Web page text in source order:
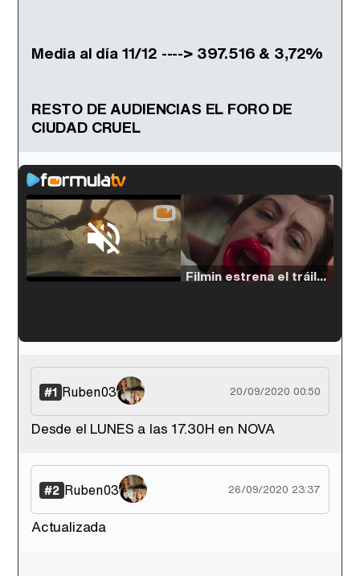
Media al día 11/12 ----> 397.516 & 3,72%
RESTO DE AUDIENCIAS EL FORO DE
CIUDAD CRUEL
Loaded
Filmin estrena el tráiler de 'Millennial Mal', su nueva comedia universitaria de la mano de Lorena Iglesias
'120 Minutos' celebra sus 2.000 programas en Telemadrid con un vídeo del día a día en la redacción
Tráiler de '33 días', la nueva serie de Atresplayer con Julián Villagrán y José Manuel Poga
#1 Ruben03 20/09/2020 00:50
Desde el LUNES a las 17.30H en NOVA
#2 Ruben03 26/09/2020 23:37
Actualizada